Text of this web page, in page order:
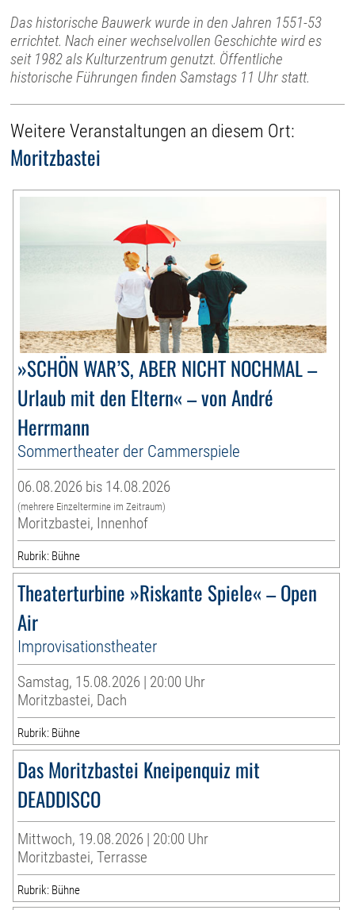
Das historische Bauwerk wurde in den Jahren 1551-53
errichtet. Nach einer wechselvollen Geschichte wird es
seit 1982 als Kulturzentrum genutzt. Öffentliche
historische Führungen finden Samstags 11 Uhr statt.
Weitere Veranstaltungen an diesem Ort:
Moritzbastei
»SCHÖN WAR’S, ABER NICHT NOCHMAL –
Urlaub mit den Eltern« – von André
Herrmann
Sommertheater der Cammerspiele
06.08.2026 bis 14.08.2026
(mehrere Einzeltermine im Zeitraum)
Moritzbastei, Innenhof
Rubrik: Bühne
Theaterturbine »Riskante Spiele« – Open
Air
Improvisationstheater
Samstag, 15.08.2026 | 20:00 Uhr
Moritzbastei, Dach
Rubrik: Bühne
Das Moritzbastei Kneipenquiz mit
DEADDISCO
Mittwoch, 19.08.2026 | 20:00 Uhr
Moritzbastei, Terrasse
Rubrik: Bühne